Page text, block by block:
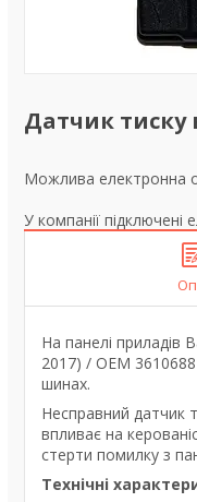
Датчик тиску
У компанії
На панелі приладів
2017) / OEM
шинах.
Несправний датчик
впливає на
стерти помилку з
Технічні